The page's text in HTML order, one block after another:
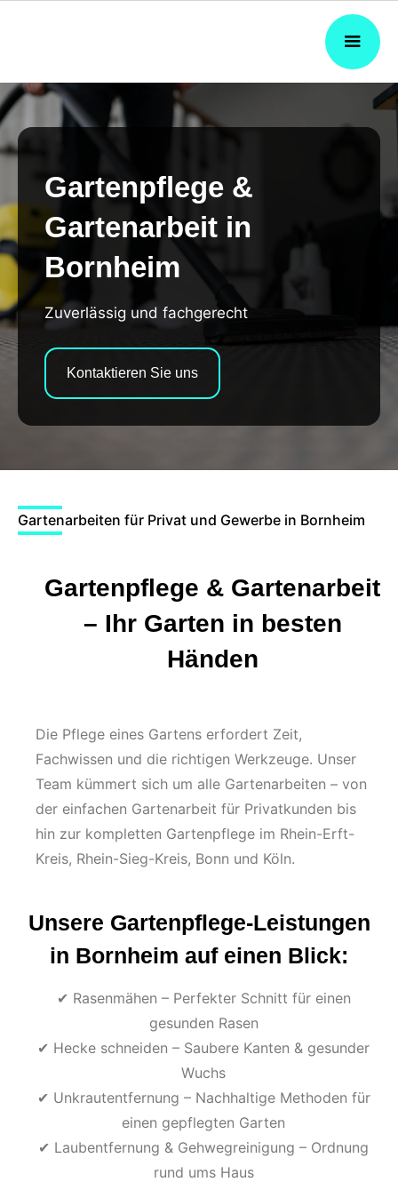
Gartenpflege &
Gartenarbeit in
Bornheim
Zuverlässig und fachgerecht
Kontaktieren Sie uns
Gartenarbeiten für Privat und Gewerbe in Bornheim
Gartenpflege & Gartenarbeit
– Ihr Garten in besten
Händen
Die Pflege eines Gartens erfordert Zeit,
Fachwissen und die richtigen Werkzeuge. Unser
Team kümmert sich um alle Gartenarbeiten – von
der einfachen Gartenarbeit für Privatkunden bis
hin zur kompletten Gartenpflege im Rhein-Erft-
Kreis, Rhein-Sieg-Kreis, Bonn und Köln.
Unsere Gartenpflege-Leistungen
in Bornheim auf einen Blick:
✔ Rasenmähen – Perfekter Schnitt für einen
gesunden Rasen
✔ Hecke schneiden – Saubere Kanten & gesunder
Wuchs
✔ Unkrautentfernung – Nachhaltige Methoden für
einen gepflegten Garten
✔ Laubentfernung & Gehwegreinigung – Ordnung
rund ums Haus